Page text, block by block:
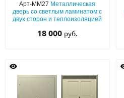
Популярные двери
Двери со скидкой
ДВЕРИ С ТЕРМОРАЗРЫВОМ
ГАЛЕРЕЯ
Арт-ММ27 Металлическая
дверь со светлым ламинатом с
двух сторон и теплоизоляцией
18 000 руб.